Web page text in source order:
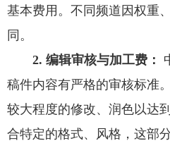
基本费用。不同频道因权重
同。
2. 编辑审核与加工费：
稿件内容有严格的审核标准
较大程度的修改、润色以达
合特定的格式、风格，这部